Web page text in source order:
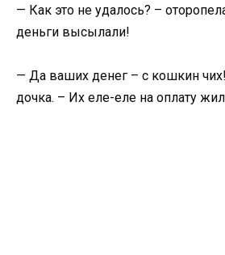
— Как это не удалось? –
деньги высылали!
— Да ваших денег – с кошкин
дочка. – Их еле-еле на оплату